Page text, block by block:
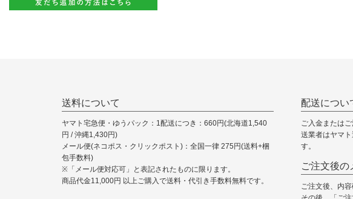
送料について
ヤマト宅急便・ゆうパック：1配送につき：660円(北海道1,540
円 / 沖縄1,430円)
メール便(ネコポス・クリックポスト)：全国一律 275円(送料+梱
包手数料)
※「メール便対応可」と表記されたものに限ります。
商品代金11,000円 以上ご購入で送料・代引き手数料無料です。
配送につい
ご入金または
送業者はヤマ
す。
ご注文後の
ご注文後、内